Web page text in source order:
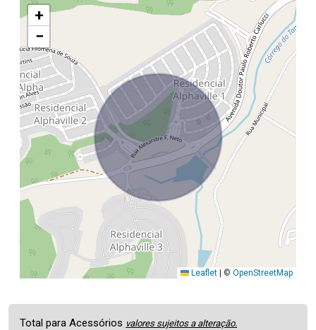
+
−
Leaflet © OpenStreetMap
Total para Acessórios valores sujeitos a alteração.